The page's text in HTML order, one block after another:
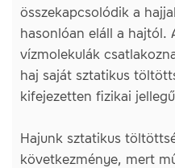
összekapcsolódik a
hasonlóan eláll a hajtól.
vízmolekulák
haj saját sztatikus
kifejezetten fizikai
Hajunk sztatikus
következménye, mert